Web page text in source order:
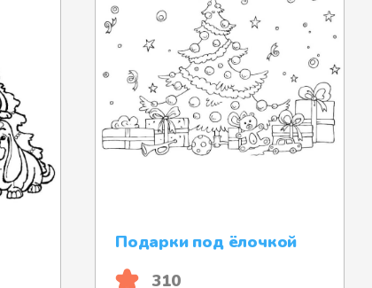
Подарки под ёлочкой
310